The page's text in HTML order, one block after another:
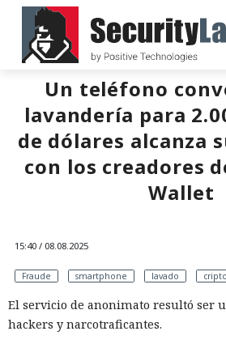
Un teléfono
lavandería para
de dólares alcanza
con los creadores
Wallet
15:40 / 08.08.2025
Fraude smartphone lavado
El servicio de anonimato resultó ser
hackers y narcotraficantes.